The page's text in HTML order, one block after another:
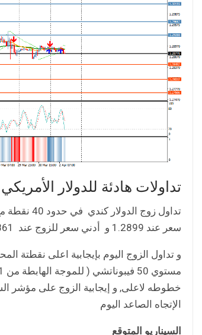
تداولات هادئة للدولار
سعر عند 1.2899 و أدني سعر للزوج عند 1.2861 . و نجح الزوج في تحقيق مستهدفه الأول عند 1.2920
خطوطه لاعلى, و إيجابية الزوج على مؤشر
الإتجاه الصاعد اليوم
السيناريو المتوقع